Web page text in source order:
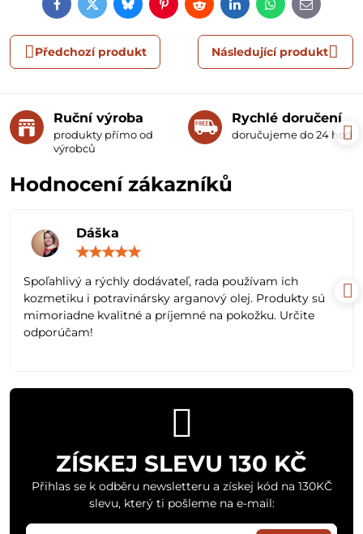
FacebookTwitterBlueskyPinterestRedditLinkedInWhatsApp
E-
mail
Předchozí produkt Následující produkt
Ruční výroba
produkty přímo od
výrobců
Rychlé doručení
doručujeme do 24 hodin
Hodnocení zákazníků
Dáška
5
Spoľahlivý a rýchly dodávateľ, rada používam ich
kozmetiku i potravinársky arganový olej. Produkty sú
mimoriadne kvalitné a príjemné na pokožku. Určite
odporúčam!
ZÍSKEJ SLEVU 130 KČ
Přihlas se k odběru newsletteru a získej kód na 130KČ
slevu, který ti pošleme na e-mail: